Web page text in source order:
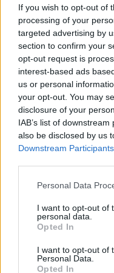
If you wish to opt-out of
processing of your
targeted advertising by
section to confirm your
opt-out request is
interest-based ads
us or personal
your opt-out. You may
disclosure of your
IAB’s list of
also be disclosed by us
Downstream Participants
Please note that this
not limited to your visit
grant or deny consent
use your data for below
consent section.
Personal Data
I want to opt-out of
personal data.
Opted In
I want to opt-out of
Personal Data.
Opted In
életteli, nyüzsgő és
Az egyik ilyen
Session, amelynek
résztvevők mindig
ismerhetnek meg.
érdekes
kóstolósorok sem
ajánlott a
Az ÉTOILE
24:00-ig várja a